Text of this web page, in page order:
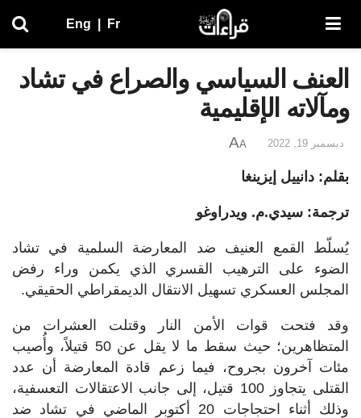
Eng Fr
العنف السياسي والصراع في تشاد
ومآلاته الإقليمية
ديسمبر 19, 2022 A
A
بقلم: دانييل إيزينغا
ترجمة: سيدي.م. ويدراوغو
يُسلّط القمع العنيف ضد المعارضة السلمية في تشاد
الضوء على الترهيب القسري الذي يكمن وراء رفض
المجلس العسكري تسهيل الانتقال الديمقراطي الحقيقي.
وقد فتحت قوات الأمن النار وقتلت العشرات من
المتظاهرين؛ حيث سقط ما لا يقل عن 50 قتيلاً، وأُصيب
مئات آخرون بجروح، فيما زعم قادة المعارضة أن عدد
القتلى يتجاوز 100 قتيل، إلى جانب الاعتقالات التعسفية،
وذلك أثناء احتجاجات 20 أكتوبر الماضي في تشاد ضد